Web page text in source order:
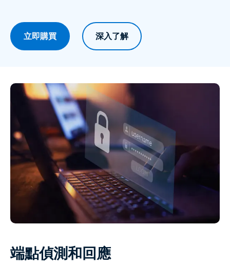
立即購買 深入了解
端點偵測和回應